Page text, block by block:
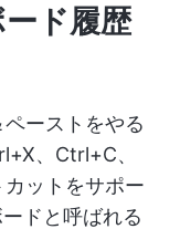
ド履歴
ーストをやる
、Ctrl+C、
ットをサポー
ドと呼ばれる